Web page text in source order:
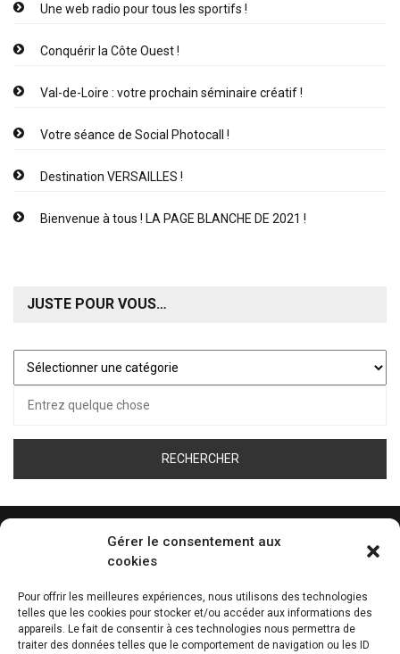
Gérer le consentement aux
cookies
Pour offrir les meilleures expériences, nous utilisons des technologies
telles que les cookies pour stocker et/ou accéder aux informations des
appareils. Le fait de consentir à ces technologies nous permettra de
traiter des données telles que le comportement de navigation ou les ID
Une web radio pour tous les sportifs !
Conquérir la Côte Ouest !
Val-de-Loire : votre prochain séminaire créatif !
Votre séance de Social Photocall !
Destination VERSAILLES !
Bienvenue à tous ! LA PAGE BLANCHE DE 2021 !
JUSTE POUR VOUS…
pour
pour :
ÉCOUTEZ LA WEB RADIO DE TOUS LES SPORT
0:00